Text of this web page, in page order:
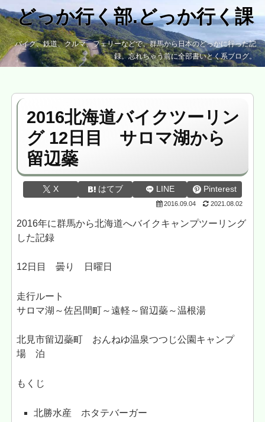
どっか行く部.どっか行く課
バイク、鉄道、クルマ、フェリーなどで、群馬から日本のどっかに行った記
録。忘れちゃう前に全部書いとく系ブログ。
2016北海道バイクツーリン
グ 12日目 サロマ湖から
留辺蘂
X はてブ LINE Pinterest
2016.09.04 2021.08.02
2016年に群馬から北海道へバイクキャンプツーリング
した記録
12日目 曇り 日曜日
走行ルート
サロマ湖～佐呂間町～遠軽～留辺蘂～温根湯
北見市留辺蘂町 おんねゆ温泉つつじ公園キャンプ
場 泊
もくじ
北勝水産 ホタテバーガー